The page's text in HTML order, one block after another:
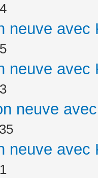
neuve avec
neuve avec
neuve
neuve avec